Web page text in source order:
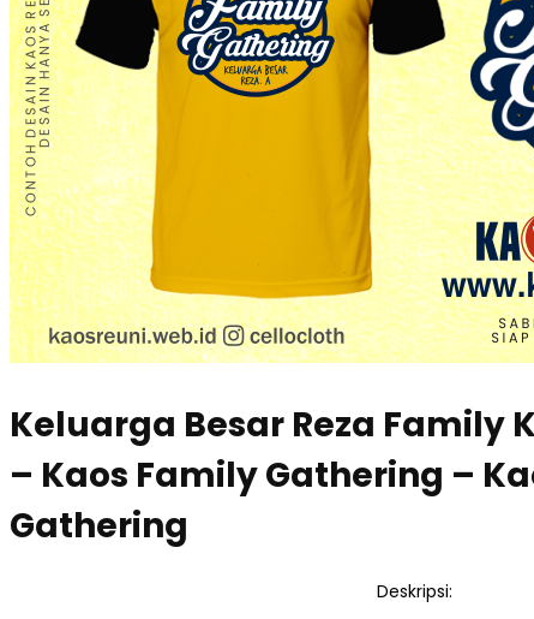
Keluarga Besar Reza Family
– Kaos Family Gathering –
Gathering
Deskripsi: